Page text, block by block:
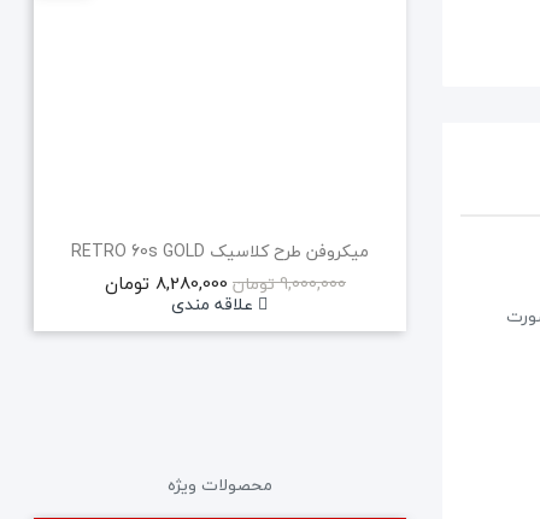
میکروفن طرح کلاسیک RETRO 60s GOLD
9,000,000 تومان
8,280,000 تومان
علاقه مندی
محصولات ویژه